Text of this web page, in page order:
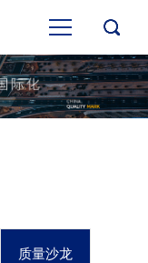
质量沙龙